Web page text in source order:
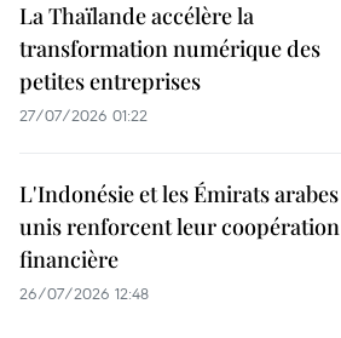
La Thaïlande accélère la
transformation numérique des
petites entreprises
27/07/2026 01:22
L'Indonésie et les Émirats arabes
unis renforcent leur coopération
financière
26/07/2026 12:48